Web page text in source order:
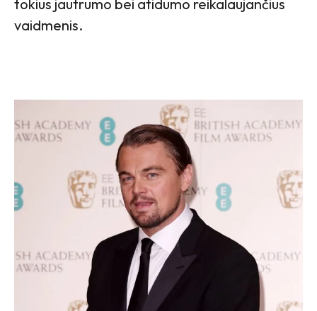
tokius jautrumo bei atidumo reikalaujančius
vaidmenis.